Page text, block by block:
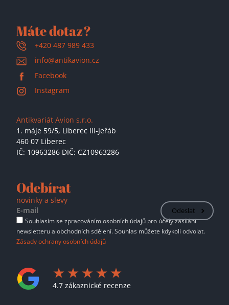
Máte dotaz?
+420 487 989 433
info@antikavion.cz
Facebook
Instagram
Antikvariát Avion s.r.o.
1. máje 59/5, Liberec III-Jeřáb
460 07 Liberec
IČ: 10963286 DIČ: CZ10963286
Odebírat
novinky a slevy
Odeslat
Souhlasím se zpracováním osobních údajů pro účely zasílání
newsletteru a obchodních sdělení. Souhlas můžete kdykoli odvolat.
Zásady ochrany osobních údajů
4.7 zákaznické recenze